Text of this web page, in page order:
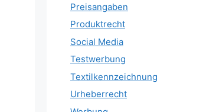
Preisangaben
Produktrecht
Social Media
Testwerbung
Textilkennzeichnung
Urheberrecht